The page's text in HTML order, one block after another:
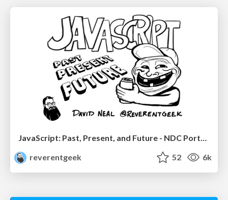
JavaScript: Past, Present, and Future - NDC Porto 2020
reverentgeek
52 6k